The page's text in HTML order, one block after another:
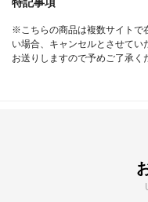
※こちらの商品は複数サイトで
い場合、キャンセルとさせて
お送りしますので予めご了承く